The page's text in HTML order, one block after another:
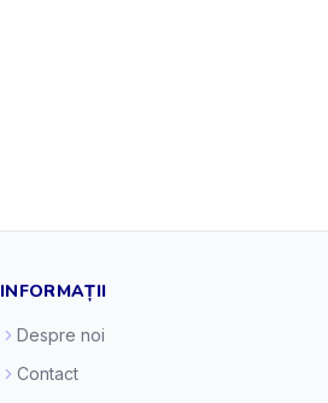
INFORMAȚII
Despre noi
Contact